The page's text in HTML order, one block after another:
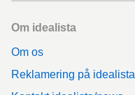
Footer
Om idealista
Om os
Reklamering på idealista